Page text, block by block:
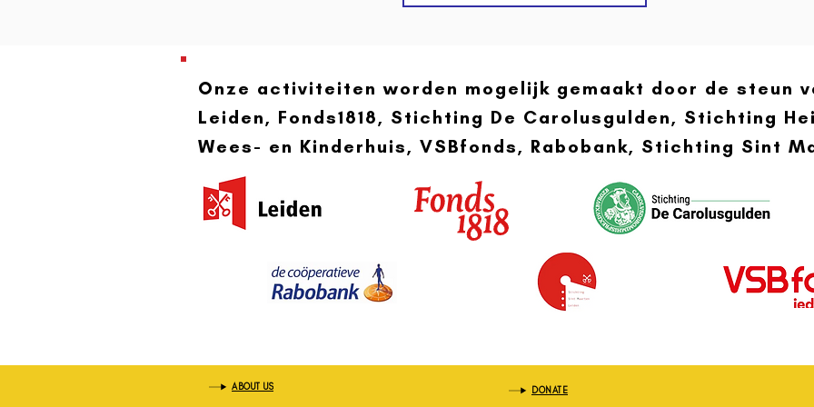
Onze activiteiten worden mogelijk gemaakt door de steun
Leiden, Fonds1818, Stichting De Carolusgulden, Stichting
Wees- en Kinderhuis, VSBfonds, Rabobank, Stichting Sint
ABOUT US DONATE